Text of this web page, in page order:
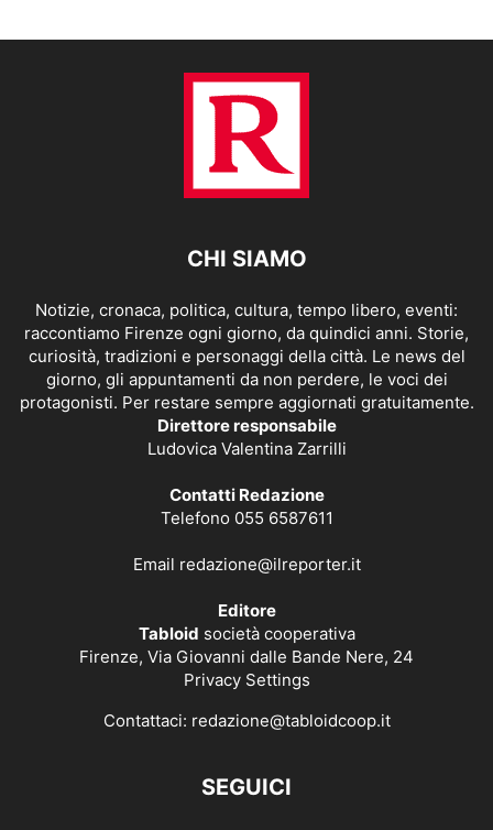
CHI SIAMO
Notizie, cronaca, politica, cultura, tempo libero, eventi:
raccontiamo Firenze ogni giorno, da quindici anni. Storie,
curiosità, tradizioni e personaggi della città. Le news del
giorno, gli appuntamenti da non perdere, le voci dei
protagonisti. Per restare sempre aggiornati gratuitamente.
Direttore responsabile
Ludovica Valentina Zarrilli
Contatti Redazione
Telefono 055 6587611
Email redazione@ilreporter.it
Editore
Tabloid società cooperativa
Firenze, Via Giovanni dalle Bande Nere, 24
Privacy Settings
Contattaci: redazione@tabloidcoop.it
SEGUICI